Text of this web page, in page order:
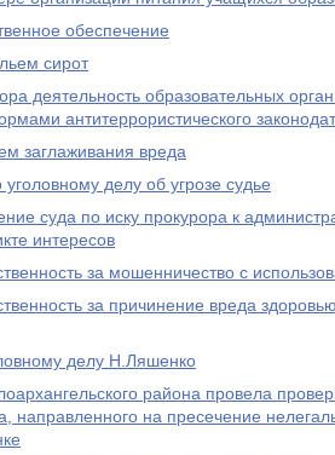
обеспечение
сирот
деятельность образовательных
антитеррористического
заглаживания вреда
делу об угрозе судье
суда по иску прокурора к
интересов
за мошенничество с
за причинение вреда
делу Н.Ляшенко
района провела
направленного на пресечение